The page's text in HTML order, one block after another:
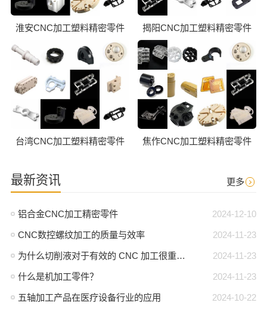
淮安CNC加工塑料精密零件 揭阳CNC加工塑料精密零件
台湾CNC加工塑料精密零件 焦作CNC加工塑料精密零件
最新资讯 更多
2024-12-10
铝合金CNC加工精密零件
2024-11-23
CNC数控螺纹加工的质量与效率
2024-11-23
为什么切削液对于有效的 CNC 加工很重要？
2024-11-23
什么是机加工零件？
2024-10-22
五轴加工产品在医疗设备行业的应用